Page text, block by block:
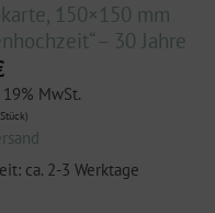
150×150 mm
– 30 Jahre
MwSt.
ca. 2-3 Werktage